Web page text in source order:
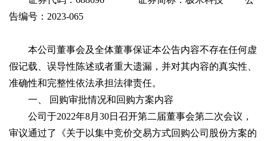
告编号：2023-065
本公司董事会及全体董事保证本公告内容不存在任何虚
假记载、误导性陈述或者重大遗漏，并对其内容的真实性、
准确性和完整性依法承担法律责任。
一、 回购审批情况和回购方案内容
公司于2022年8月30日召开第二届董事会第二次会议，
审议通过了《关于以集中竞价交易方式回购公司股份方案的